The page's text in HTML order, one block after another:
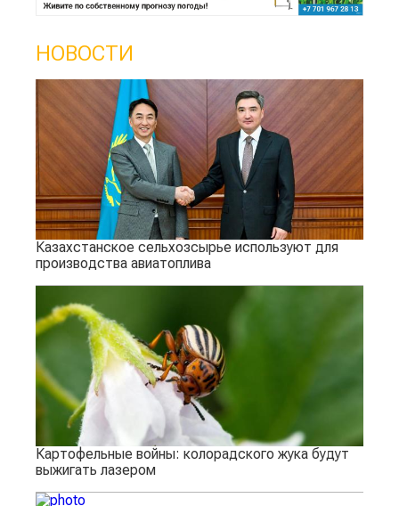
НОВОСТИ
Казахстанское сельхозсырье используют для
производства авиатоплива
Картофельные войны: колорадского жука будут
выжигать лазером